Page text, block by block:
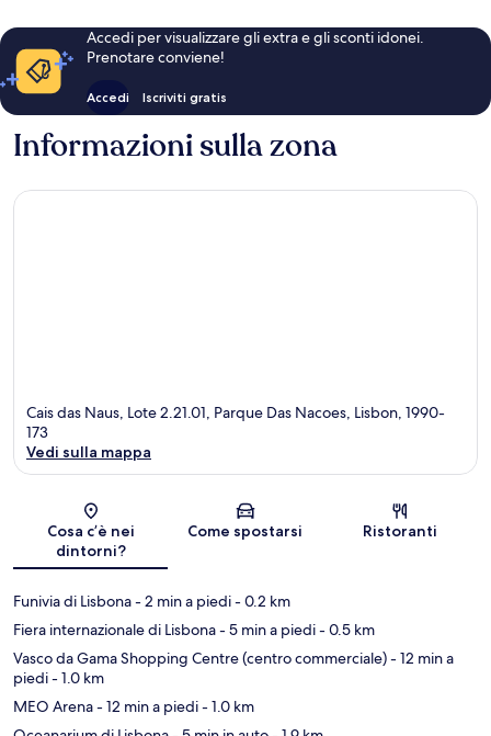
Accedi per visualizzare gli extra e gli sconti idonei.
Prenotare conviene!
Accedi Iscriviti gratis
Informazioni sulla zona
Cais das Naus, Lote 2.21.01, Parque Das Nacoes, Lisbon, 1990-
173
Vedi sulla mappa
Cosa c’è nei
dintorni?
Come spostarsi Ristoranti
Funivia di Lisbona- 2 min a piedi- 0.2 km
Fiera internazionale di Lisbona- 5 min a piedi- 0.5 km
Vasco da Gama Shopping Centre (centro commerciale)- 12 min a
piedi- 1.0 km
MEO Arena- 12 min a piedi- 1.0 km